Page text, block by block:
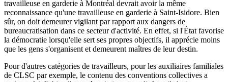
travailleuse en garderie à Montréal devrait avoir la même
reconnaissance qu'une travailleuse en garderie à Saint-Isidore. Bien
sûr, on doit demeurer vigilant par rapport aux dangers de
bureaucratisation dans ce secteur d'activité. En effet, si l'État favorise
la démocratie lorsqu'elle sert ses propres objectifs, il apprécie moins
que les gens s'organisent et demeurent maîtres de leur destin.
Pour d'autres catégories de travailleurs, pour les auxiliaires familiales
de CLSC par exemple, le contenu des conventions collectives a